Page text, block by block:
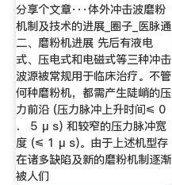
分享个文章···体外冲击波磨粉
机制及技术的进展_圈子_医脉通
二、磨粉机进展 先后有液电
式、压电式和电磁式等三种冲击
波源被常规用于临床治疗。不管
何种磨粉机，都需产生陡峭的压
力前沿 (压力脉冲上升时间≤ 0
． 5 μ s) 和较窄的压力脉冲宽
度 (≤ 1 μ s)。由于上述机型存
在诸多缺陷及新的磨粉机制逐渐
被人们